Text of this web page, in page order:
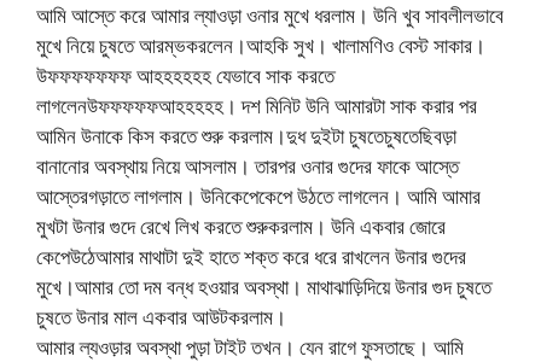
আমি আস্তে করে আমার ল্যাওড়া ওনার মুখে ধরলাম। উনি খুব সাবলীলভাবে
মুখে নিয়ে চুষতে আরম্ভকরলেন।আহকি সুখ। খালামণিও বেস্ট সাকার।
উফফফফফফফ আহহহহহহ যেভাবে সাক করতে
লাগলেনউফফফফফআহহহহহ। দশ মিনিট উনি আমারটা সাক করার পর
আমিন উনাকে কিস করতে শুরু করলাম।দুধ দুইটা চুষতেচুষতেছিবড়া
বানানোর অবস্থায় নিয়ে আসলাম। তারপর ওনার গুদের ফাকে আস্তে
আস্তেরগড়াতে লাগলাম। উনিকেপেকেপে উঠতে লাগলেন। আমি আমার
মুখটা উনার গুদে রেখে লিখ করতে শুরুকরলাম। উনি একবার জোরে
কেপেউঠেআমার মাথাটা দুই হাতে শক্ত করে ধরে রাখলেন উনার গুদের
মুখে।আমার তো দম বন্ধ হওয়ার অবস্থা। মাথাঝাড়িদিয়ে উনার গুদ চুষতে
চুষতে উনার মাল একবার আউটকরলাম।
আমার ল্যওড়ার অবস্থা পুড়া টাইট তখন। যেন রাগে ফুসতাছে। আমি